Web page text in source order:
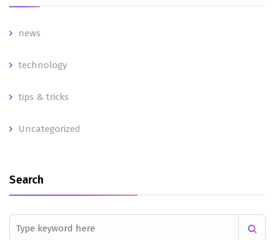
news
technology
tips & tricks
Uncategorized
Search